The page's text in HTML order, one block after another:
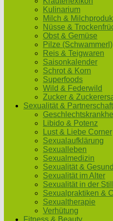
Kulinarium
Milch &
Nüsse &
Obst & Gemüse
Pilze (Schwammerl)
Reis & Teigwaren
Saisonkalender
Schrot & Korn
Superfoods
Wild & Federwild
Zucker &
Sexualität & Partnerschaft
Libido & Potenz
Lust & Liebe Corner
Sexualaufklärung
Sexualleben
Sexualmedizin
Sexualität &
Sexualität im Alter
Sexualität in der
Sexualpraktiken &
Sexualtherapie
Verhütung
Fitness & Beauty